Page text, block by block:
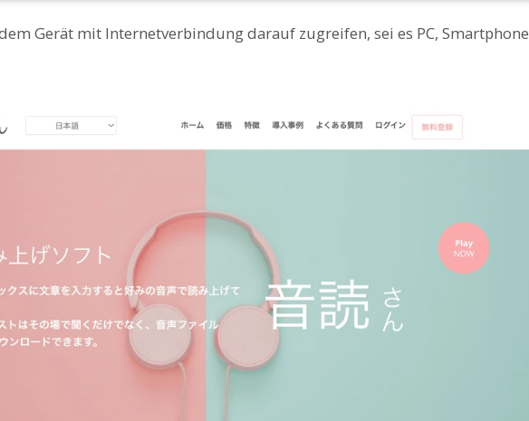
Gerät mit Internetverbindung darauf zugreifen, sei es PC, Smartphone